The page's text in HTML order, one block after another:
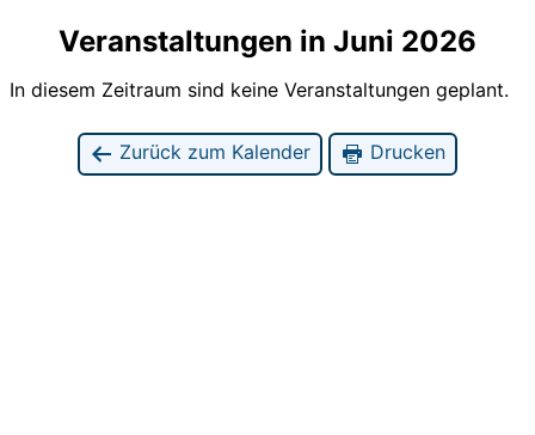
Veranstaltungen in Juni 2026
In diesem Zeitraum sind keine Veranstaltungen geplant.
Zurück zum Kalender Drucken